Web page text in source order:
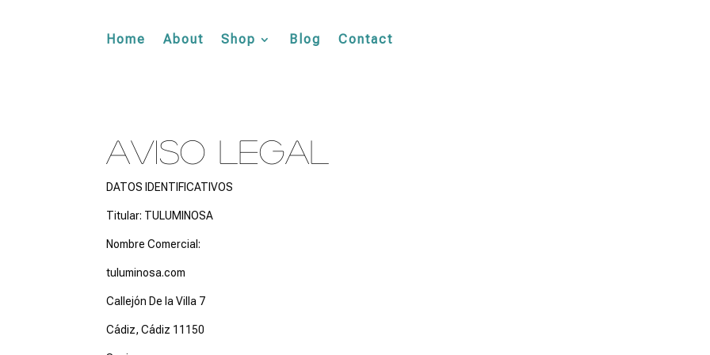
Home About Shop Blog Contact
Aviso legal
DATOS IDENTIFICATIVOS
Titular: TULUMINOSA
Nombre Comercial:
tuluminosa.com
Callejón De la Villa 7
Cádiz, Cádiz 11150